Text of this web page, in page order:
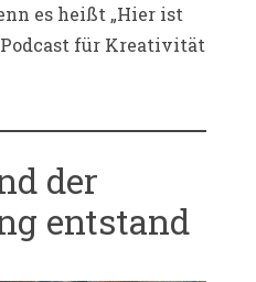
es heißt „Hier ist
für Kreativität
der
entstand